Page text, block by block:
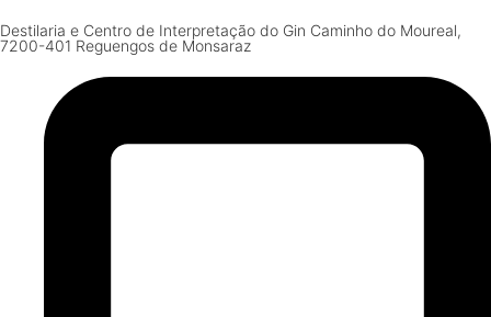
Destilaria e Centro de Interpretação do Gin Caminho do Moureal,
7200-401 Reguengos de Monsaraz